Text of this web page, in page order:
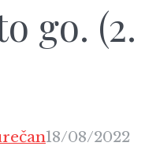
go. (2.
18/08/2022